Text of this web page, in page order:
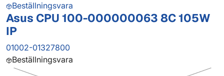
Beställningsvara
Asus CPU 100-000000063 8C 105W
IP
01002-01327800
Beställningsvara